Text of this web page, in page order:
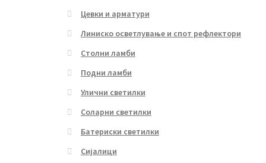
Цевки и арматури
Линиско осветлување и спот рефлектори
Столни ламби
Подни ламби
Улични светилки
Соларни светилки
Батериски светилки
Сијалици